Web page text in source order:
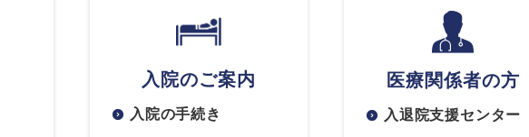
入院のご案内
入院の手続き
医療関係者の方
入退院支援センター